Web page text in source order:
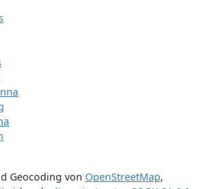
Geocoding von OpenStreetMap,